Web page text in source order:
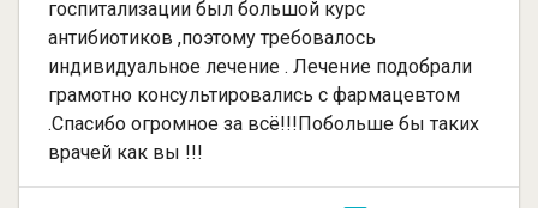
госпитализации был большой курс
антибиотиков ,поэтому требовалось
индивидуальное лечение . Лечение подобрали
грамотно консультировались с фармацевтом
.Спасибо огромное за всё!!!Побольше бы таких
врачей как вы !!!